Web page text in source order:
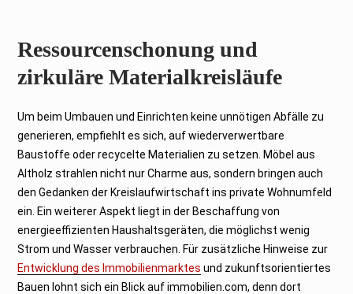
Ressourcenschonung und
zirkuläre Materialkreisläufe
Um beim Umbauen und Einrichten keine unnötigen Abfälle zu
generieren, empfiehlt es sich, auf wiederverwertbare
Baustoffe oder recycelte Materialien zu setzen. Möbel aus
Altholz strahlen nicht nur Charme aus, sondern bringen auch
den Gedanken der Kreislaufwirtschaft ins private Wohnumfeld
ein. Ein weiterer Aspekt liegt in der Beschaffung von
energieeffizienten Haushaltsgeräten, die möglichst wenig
Strom und Wasser verbrauchen. Für zusätzliche Hinweise zur
Entwicklung des Immobilienmarktes und zukunftsorientiertes
Bauen lohnt sich ein Blick auf immobilien.com, denn dort